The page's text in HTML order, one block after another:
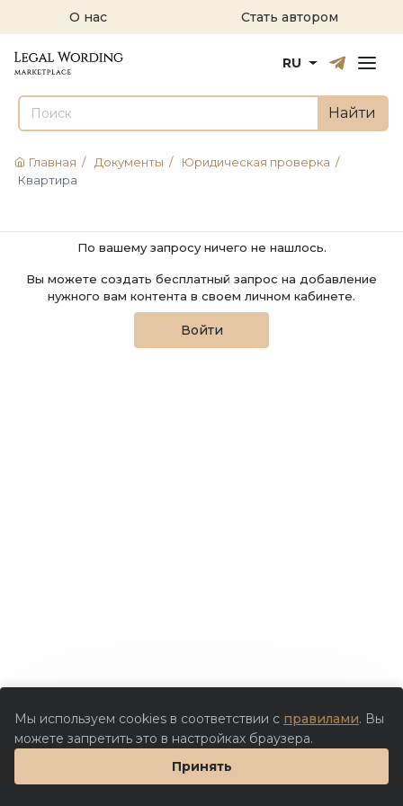
О нас Стать автором
РусскийEnglish
RU
Найти
Главная / Документы / Юридическая проверка /
Квартира
По вашему запросу ничего не нашлось.
Вы можете создать бесплатный запрос на добавление
нужного вам контента в своем личном кабинете.
Войти
Мы используем cookies в соответствии с правилами. Вы
можете запретить это в настройках браузера.
Принять